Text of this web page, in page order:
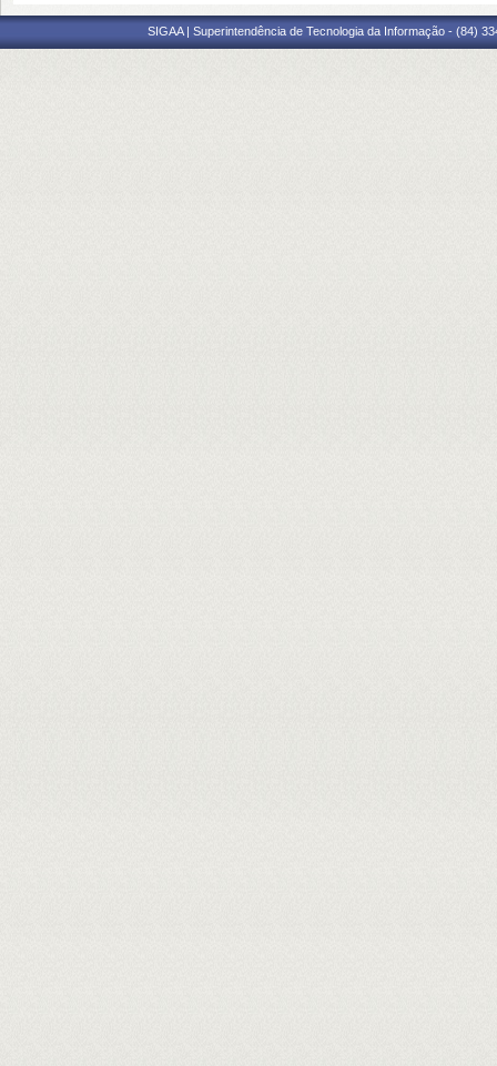
SIGAA | Superintendência de Tecnologia da Informação - (84)